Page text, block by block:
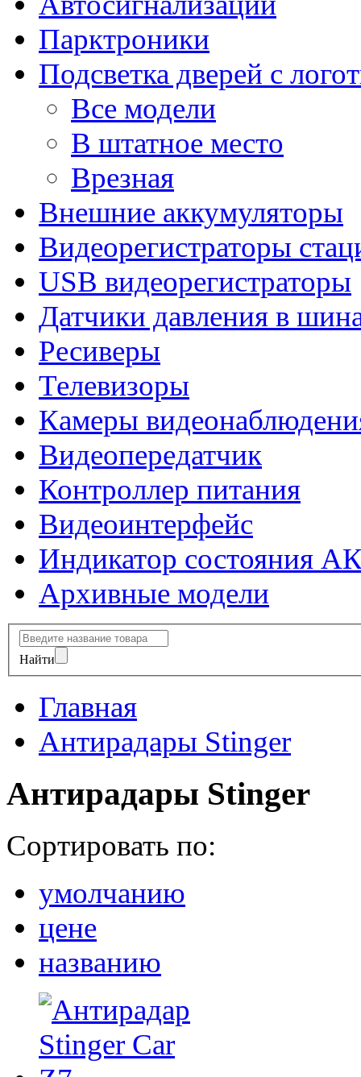
Парктроники
Подсветка дверей с
Все модели
В штатное место
Врезная
Внешние аккумуляторы
Видеорегистраторы
USB видеорегистраторы
Датчики давления в
Ресиверы
Телевизоры
Камеры
Видеопередатчик
Контроллер питания
Видеоинтерфейс
Индикатор состояния
Архивные модели
Найти
Главная
Антирадары Stinger
Антирадары Stinger
Сортировать по:
умолчанию
цене
названию